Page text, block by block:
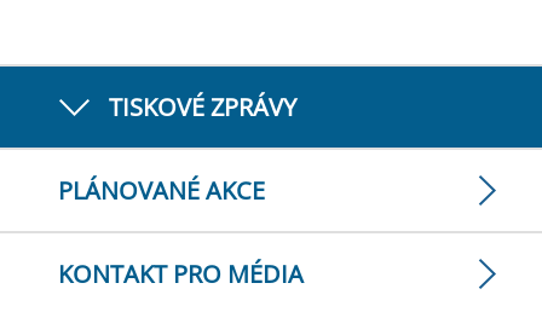
TISKOVÉ ZPRÁVY
PLÁNOVANÉ AKCE
KONTAKT PRO MÉDIA